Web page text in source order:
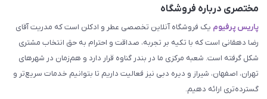
مختصری درباره فروشگاه
پاریس پرفیوم یک فروشگاه آنلاین تخصصی عطر و ادکلن است که مدریت آقای
رضا دهقانی است که با تکیه بر تجربه، صداقت و احترام به حق انتخاب مشتری
شکل گرفته است. شعبه مرکزی ما در بندر گناوه قرار دارد و هم‌زمان در شهرهای
تهران، اصفهان، شیراز و دیره دبی نیز فعالیت داریم تا بتوانیم خدمات سریع‌تر و
گسترده‌تری ارائه دهیم.